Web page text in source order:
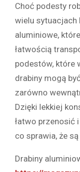
Choć podesty
wielu sytuacjach
aluminiowe,
łatwością
podestów, które
drabiny mogą
zarówno
Dzięki lekkiej
łatwo przenosić
co sprawia, że
Drabiny